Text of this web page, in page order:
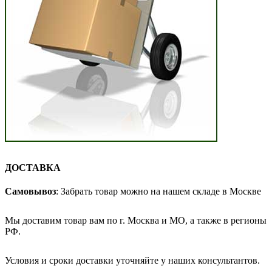
ДОСТАВКА
Самовывоз: Забрать товар можно на нашем складе в Москве
Мы доставим товар вам по г. Москва и МО, а также в регионы
РФ.
Условия и сроки доставки уточняйте у наших консультантов.